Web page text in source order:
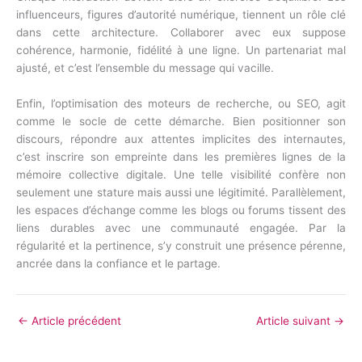
influenceurs, figures d’autorité numérique, tiennent un rôle clé
dans cette architecture. Collaborer avec eux suppose
cohérence, harmonie, fidélité à une ligne. Un partenariat mal
ajusté, et c’est l’ensemble du message qui vacille.
Enfin, l’optimisation des moteurs de recherche, ou SEO, agit
comme le socle de cette démarche. Bien positionner son
discours, répondre aux attentes implicites des internautes,
c’est inscrire son empreinte dans les premières lignes de la
mémoire collective digitale. Une telle visibilité confère non
seulement une stature mais aussi une légitimité. Parallèlement,
les espaces d’échange comme les blogs ou forums tissent des
liens durables avec une communauté engagée. Par la
régularité et la pertinence, s’y construit une présence pérenne,
ancrée dans la confiance et le partage.
← Article précédent Article suivant →